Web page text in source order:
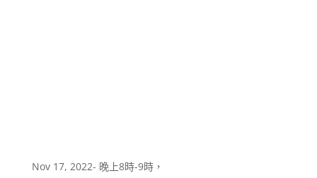
Nov 17, 2022- 晚上8時-9時，